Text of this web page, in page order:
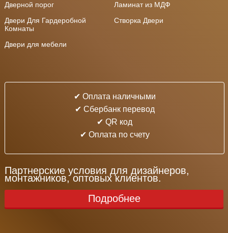
Дверной порог
Ламинат из МДФ
Двери Для Гардеробной
Комнаты
Створка Двери
Двери для мебели
✔ Оплата наличными
✔ Cбербанк перевод
✔ QR код
✔ Оплата по счету
Партнерские условия для дизайнеров,
монтажников, оптовых клиентов.
Подробнее